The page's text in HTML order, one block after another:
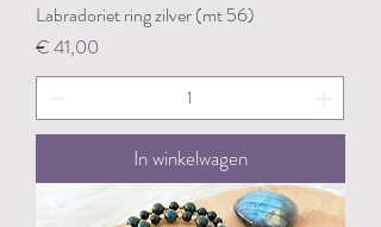
Labradoriet ring zilver (mt 56)
Prijs
€ 41,00
In winkelwagen